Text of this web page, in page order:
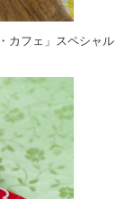
カフェ」スペシャル